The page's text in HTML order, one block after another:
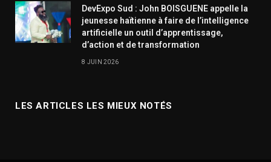
DevExpo Sud : John BOISGUENE appelle la
jeunesse haïtienne à faire de l’intelligence
artificielle un outil d’apprentissage,
d’action et de transformation
8 JUIN 2026
LES ARTICLES LES MIEUX NOTÉS